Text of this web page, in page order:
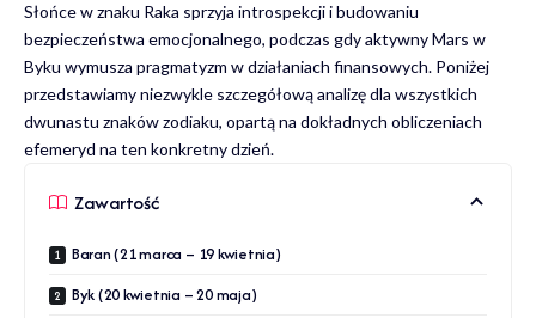
Słońce w znaku Raka sprzyja introspekcji i budowaniu
bezpieczeństwa emocjonalnego, podczas gdy aktywny Mars w
Byku wymusza pragmatyzm w działaniach finansowych. Poniżej
przedstawiamy niezwykle szczegółową analizę dla wszystkich
dwunastu znaków zodiaku, opartą na dokładnych obliczeniach
efemeryd na ten konkretny dzień.
Zawartość
Baran (21 marca – 19 kwietnia)
Byk (20 kwietnia – 20 maja)